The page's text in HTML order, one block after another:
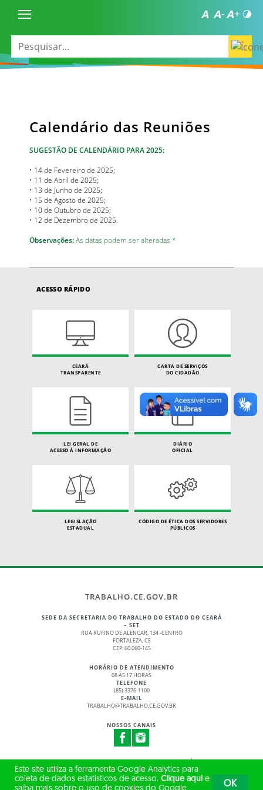
Calendário das Reuniões
SUGESTÃO DE CALENDÁRIO PARA 2025:
• 14 de Fevereiro de 2025;
• 11 de Abril de 2025;
• 13 de Junho de 2025;
• 15 de Agosto de 2025;
• 10 de Outubro de 2025;
• 12 de Dezembro de 2025.
Observações:As datas podem ser alteradas *
ACESSO RÁPIDO
CEARÁ
TRANSPARENTE
CARTA DE SERVIÇOS
DO CIDADÃO
LEI GERAL DE
ACESSO À INFORMAÇÃO
DIÁRIO
OFICIAL
LEGISLAÇÃO
ESTADUAL
CÓDIGO DE ÉTICA DOS SERVIDORES
PÚBLICOS
TRABALHO.CE.GOV.BR
SEDE DA SECRETARIA DO TRABALHO DO ESTADO DO CEARÁ
– SET
RUA RUFINO DE ALENCAR, 134 -CENTRO
FORTALEZA, CE
CEP: 60.060-145
HORÁRIO DE ATENDIMENTO
08 ÀS 17 HORAS
TELEFONE
(85) 3376-1100
E-MAIL
TRABALHO@TRABALHO.CE.GOV.BR
NOSSOS CANAIS
© 2017 - 2026 – GOVERNO DO ESTADO DO CEARÁ
TODOS OS DIREITOS RESERVADOS
Este site utiliza a ferramenta Google Analytics para
coleta de dados estatísticos de acesso. Clique aqui e
OK